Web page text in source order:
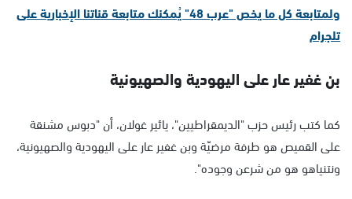
ولمتابعة كل ما يخص "عرب 48" يُمكنك متابعة قناتنا الإخبارية على
تلجرام
بن غفير عار على اليهودية والصهيونية
كما كتب رئيس حزب "الديمقراطيين"، يائير غولان، أن "دبوس مشنقة
على القميص هو طرفة مرضيّة وبن غفير عار على اليهودية والصهيونية،
ونتنياهو هو من شرعن وجوده".